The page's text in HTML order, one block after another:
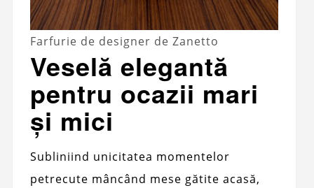
Farfurie de designer de Zanetto
Veselă elegantă
pentru ocazii mari
și mici
Subliniind unicitatea momentelor
petrecute mâncând mese gătite acasă,